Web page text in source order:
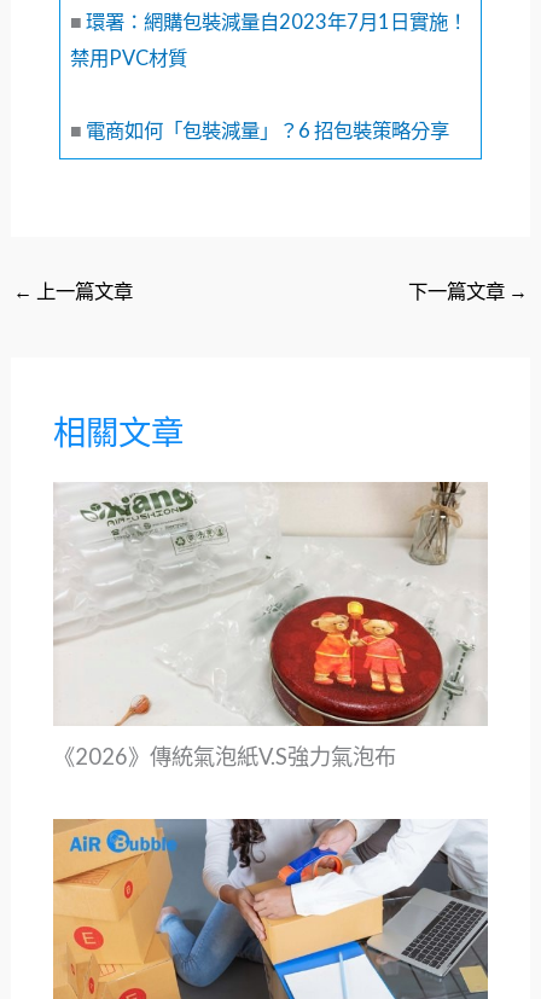
■ 環署：網購包裝減量自2023年7月1日實施！
禁用PVC材質
■ 電商如何「包裝減量」？6 招包裝策略分享
← 上一篇文章 下一篇文章 →
相關文章
《2026》傳統氣泡紙V.S強力氣泡布